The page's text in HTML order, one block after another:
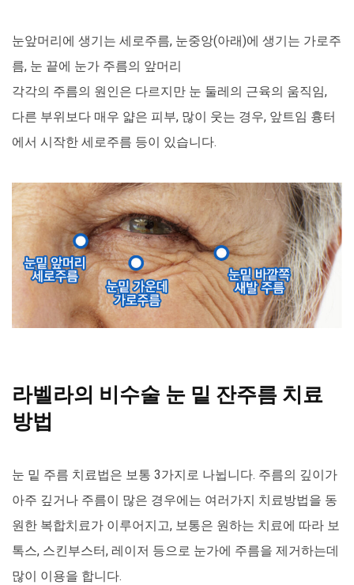
눈앞머리에 생기는 세로주름, 눈중앙(아래)에 생기는 가로주
름, 눈 끝에 눈가 주름의 앞머리
각각의 주름의 원인은 다르지만 눈 둘레의 근육의 움직임,
다른 부위보다 매우 얇은 피부, 많이 웃는 경우, 앞트임 흉터
에서 시작한 세로주름 등이 있습니다.
라벨라의 비수술 눈 밑 잔주름 치료
방법
눈 밑 주름 치료법은 보통 3가지로 나뉩니다. 주름의 깊이가
아주 깊거나 주름이 많은 경우에는 여러가지 치료방법을 동
원한 복합치료가 이루어지고, 보통은 원하는 치료에 따라 보
톡스, 스킨부스터, 레이저 등으로 눈가에 주름을 제거하는데
많이 이용을 합니다.